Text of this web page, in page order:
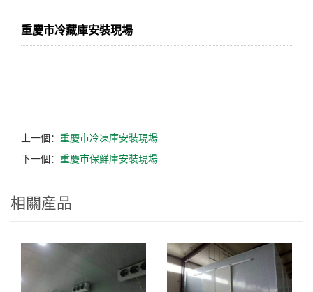
重慶市冷藏庫安裝現場
上一個： 重慶市冷凍庫安裝現場
下一個： 重慶市保鮮庫安裝現場
相關産品